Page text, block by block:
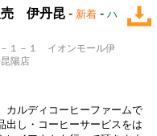
売 伊丹昆 - 新着 - ハ
１－１ イオンモール伊
陽店
カルディ コーヒーファームで
出し・ コーヒーサービスをは